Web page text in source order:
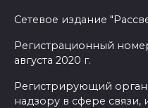
Сетевое издание
Регистрационный
августа 2020 г.
Регистрирующий
надзору в сфере